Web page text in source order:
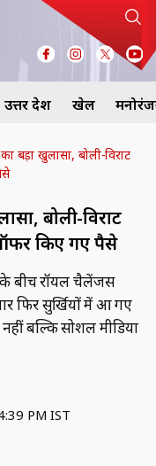
उत्तर प्रदेश खेल
बड़ा खुलासा, बोली-विराट
बोली-विराट
किए गए पैसे
बीच रॉयल चैलेंजर्स
फिर सुर्खियों में आ गए
बल्कि सोशल मीडिया
PM IST